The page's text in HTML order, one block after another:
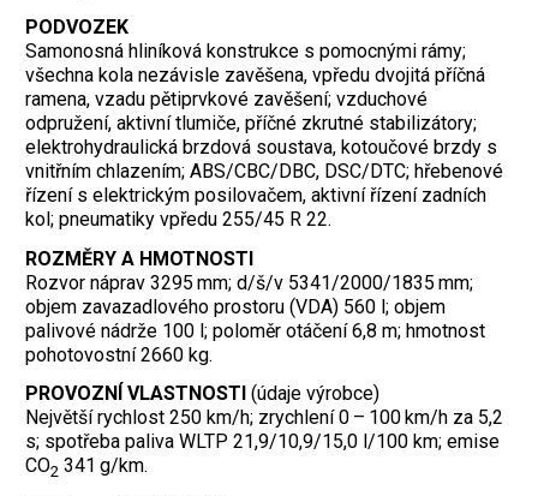
PODVOZEK
Samonosná hliníková konstrukce s pomocnými rámy;
všechna kola nezávisle zavěšena, vpředu dvojitá příčná
ramena, vzadu pětiprvkové zavěšení; vzduchové
odpružení, aktivní tlumiče, příčné zkrutné stabilizátory;
elektrohydraulická brzdová soustava, kotoučové brzdy s
vnitřním chlazením; ABS/CBC/DBC, DSC/DTC; hřebenové
řízení s elektrickým posilovačem, aktivní řízení zadních
kol; pneumatiky vpředu 255/45 R 22.
ROZMĚRY A HMOTNOSTI
Rozvor náprav 3295 mm; d/š/v 5341/2000/1835 mm;
objem zavazadlového prostoru (VDA) 560 l; objem
palivové nádrže 100 l; poloměr otáčení 6,8 m; hmotnost
pohotovostní 2660 kg.
PROVOZNÍ VLASTNOSTI (údaje výrobce)
Největší rychlost 250 km/h; zrychlení 0 – 100 km/h za 5,2
s; spotřeba paliva WLTP 21,9/10,9/15,0 l/100 km; emise
CO2 341 g/km.